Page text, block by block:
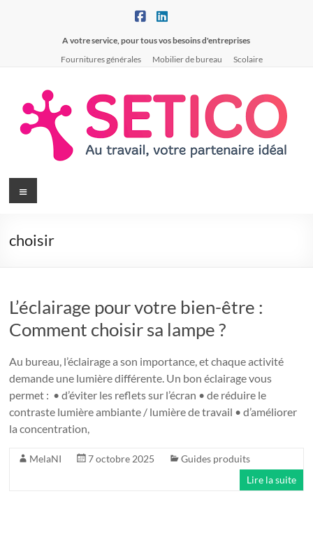
A votre service, pour tous vos besoins d'entreprises
Fournitures générales
Mobilier de bureau Scolaire
SETICO
service,
vos
besoins
d'entreprise
Menu
choisir
L’éclairage pour votre bien-être :
Comment choisir sa lampe ?
Au bureau, l’éclairage a son importance, et chaque activité
demande une lumière différente. Un bon éclairage vous
permet : • d’éviter les reflets sur l’écran • de réduire le
contraste lumière ambiante / lumière de travail • d’améliorer
la concentration,
MelaNI 7 octobre 2025
Guides produits
Lire la suite